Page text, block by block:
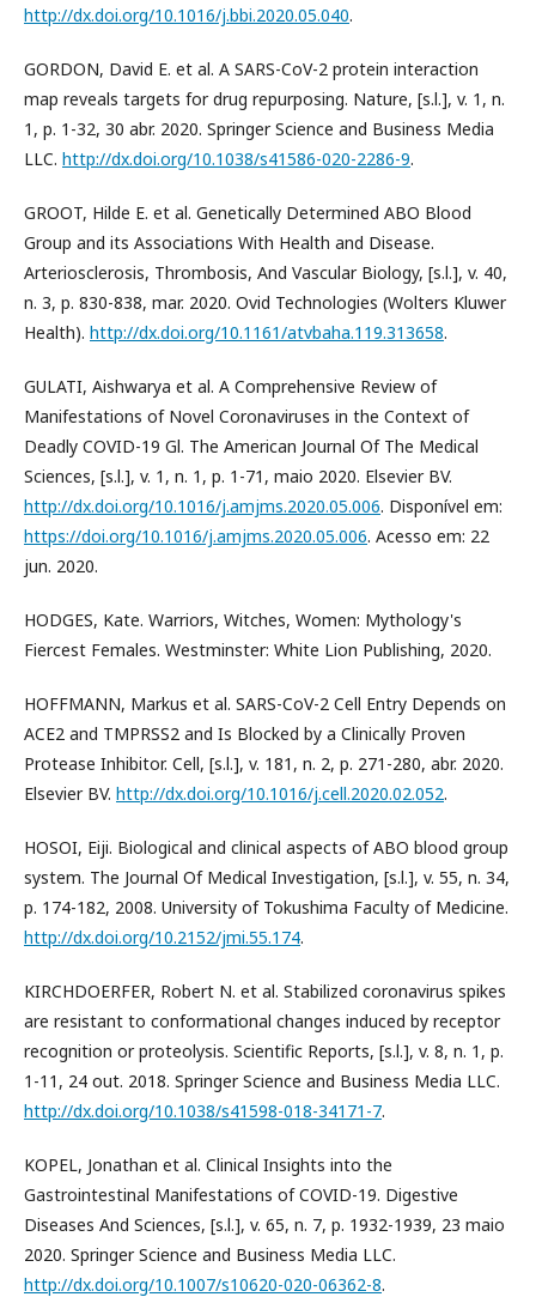
http://dx.doi.org/10.1016/j.bbi.2020.05.040.
GORDON, David E. et al. A SARS-CoV-2 protein interaction
map reveals targets for drug repurposing. Nature, [s.l.], v. 1, n.
1, p. 1-32, 30 abr. 2020. Springer Science and Business Media
LLC. http://dx.doi.org/10.1038/s41586-020-2286-9.
GROOT, Hilde E. et al. Genetically Determined ABO Blood
Group and its Associations With Health and Disease.
Arteriosclerosis, Thrombosis, And Vascular Biology, [s.l.], v. 40,
n. 3, p. 830-838, mar. 2020. Ovid Technologies (Wolters Kluwer
Health). http://dx.doi.org/10.1161/atvbaha.119.313658.
GULATI, Aishwarya et al. A Comprehensive Review of
Manifestations of Novel Coronaviruses in the Context of
Deadly COVID-19 Gl. The American Journal Of The Medical
Sciences, [s.l.], v. 1, n. 1, p. 1-71, maio 2020. Elsevier BV.
http://dx.doi.org/10.1016/j.amjms.2020.05.006. Disponível em:
https://doi.org/10.1016/j.amjms.2020.05.006. Acesso em: 22
jun. 2020.
HODGES, Kate. Warriors, Witches, Women: Mythology's
Fiercest Females. Westminster: White Lion Publishing, 2020.
HOFFMANN, Markus et al. SARS-CoV-2 Cell Entry Depends on
ACE2 and TMPRSS2 and Is Blocked by a Clinically Proven
Protease Inhibitor. Cell, [s.l.], v. 181, n. 2, p. 271-280, abr. 2020.
Elsevier BV. http://dx.doi.org/10.1016/j.cell.2020.02.052.
HOSOI, Eiji. Biological and clinical aspects of ABO blood group
system. The Journal Of Medical Investigation, [s.l.], v. 55, n. 34,
p. 174-182, 2008. University of Tokushima Faculty of Medicine.
http://dx.doi.org/10.2152/jmi.55.174.
KIRCHDOERFER, Robert N. et al. Stabilized coronavirus spikes
are resistant to conformational changes induced by receptor
recognition or proteolysis. Scientific Reports, [s.l.], v. 8, n. 1, p.
1-11, 24 out. 2018. Springer Science and Business Media LLC.
http://dx.doi.org/10.1038/s41598-018-34171-7.
KOPEL, Jonathan et al. Clinical Insights into the
Gastrointestinal Manifestations of COVID-19. Digestive
Diseases And Sciences, [s.l.], v. 65, n. 7, p. 1932-1939, 23 maio
2020. Springer Science and Business Media LLC.
http://dx.doi.org/10.1007/s10620-020-06362-8.